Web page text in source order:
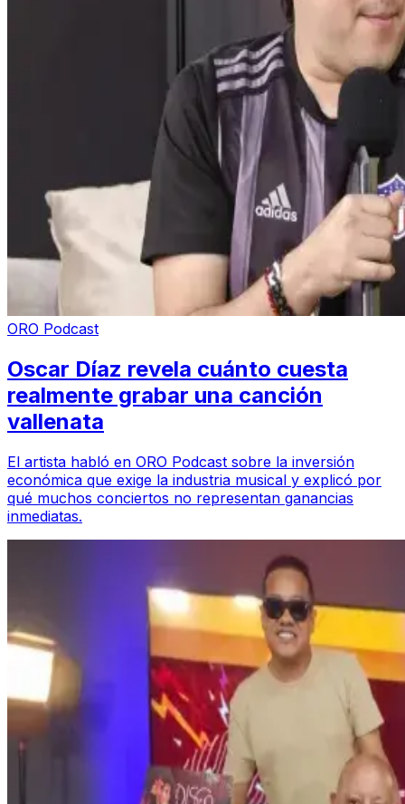
ORO Podcast
Oscar Díaz revela cuánto cuesta
realmente grabar una canción
vallenata
El artista habló en ORO Podcast sobre la inversión
económica que exige la industria musical y explicó por
qué muchos conciertos no representan ganancias
inmediatas.